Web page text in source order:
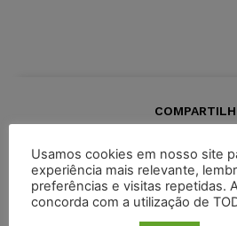
Usamos cookies em nosso site
experiência mais relevante,
preferências e visitas repetidas.
concorda com a utilização de